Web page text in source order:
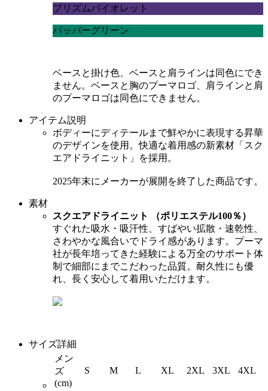
プリズムバイオレット
パッパーグリーン
ベースと掛け色、ベースと肩ラインは同色にでき
ません。ベースと胸のプーマロゴ、肩ラインと肩
のプーマロゴは同色にできません。
アイテム説明
ボディーにディテールまで鮮やかに表現する昇華
のデザインを使用。快適な着用感の新素材「スク
エアドライニット」を採用。
2025年末にメーカーが展開を終了した商品です。
素材
スクエアドライニット （ポリエステル100％）
すぐれた吸水・吸汗性、すばやい拡散・速乾性、
さわやかな風合いでドライ感があります。プーマ
社が長年培ってきた経験による万全のサポート体
制で細部にまでこだわった品質。耐久性にも優
れ、長く安心して着用いただけます。
サイズ詳細
メン
ズ
(cm)
S M L XL 2XL 3XL 4XL